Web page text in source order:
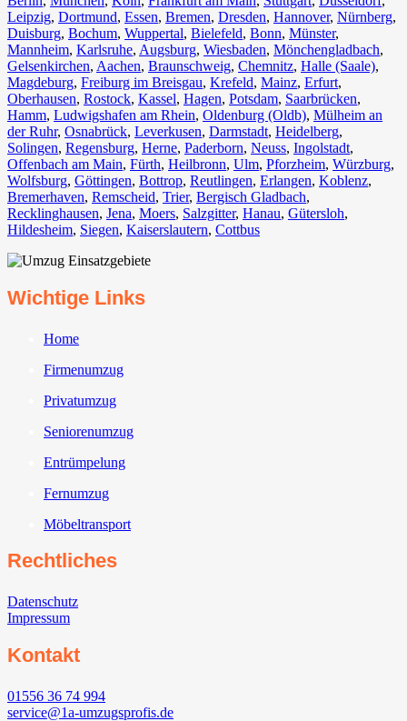
Leipzig, Dortmund, Essen, Bremen, Dresden, Hannover, Nürnberg,
Duisburg⁠, Bochum, Wuppertal⁠, Bielefeld⁠, Bonn⁠, Münster⁠,
Mannheim, Karlsruhe, Augsburg, Wiesbaden⁠, Mönchengladbach⁠,
Gelsenkirchen⁠, Aachen⁠, Braunschweig, Chemnitz⁠, Halle (Saale)⁠,
Magdeburg, Freiburg im Breisgau⁠, Krefeld⁠, Mainz⁠, Erfurt,
Oberhausen⁠, Rostock⁠, Kassel⁠, Hagen, Potsdam, Saarbrücken⁠,
Hamm, Ludwigshafen am Rhein⁠, Oldenburg (Oldb), Mülheim an
der Ruhr, Osnabrück⁠, Leverkusen, Darmstadt⁠, Heidelberg,
Solingen, Regensburg, Herne⁠, Paderborn, Neuss, Ingolstadt,
Offenbach am Main, Fürth⁠, Heilbronn, Ulm⁠, Pforzheim, Würzburg,
Wolfsburg⁠, Göttingen, Bottrop, Reutlingen, Erlangen⁠, Koblenz,
Bremerhaven⁠, Remscheid, Trier⁠, Bergisch Gladbach,
Recklinghausen, Jena⁠, Moers⁠, Salzgitter⁠, Hanau, Gütersloh,
Hildesheim⁠, Siegen⁠, Kaiserslautern⁠, Cottbus⁠
Wichtige Links
Home
Firmenumzug
Privatumzug
Seniorenumzug
Entrümpelung
Fernumzug
Möbeltransport
Rechtliches
Datenschutz
Impressum
Kontakt
01556 36 74 994
service@1a-umzugsprofis.de